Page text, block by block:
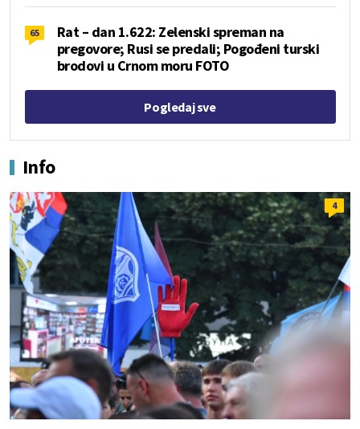
65
Rat – dan 1.622: Zelenski spreman na
pregovore; Rusi se predali; Pogođeni turski
brodovi u Crnom moru FOTO
Pogledaj sve
Info
4